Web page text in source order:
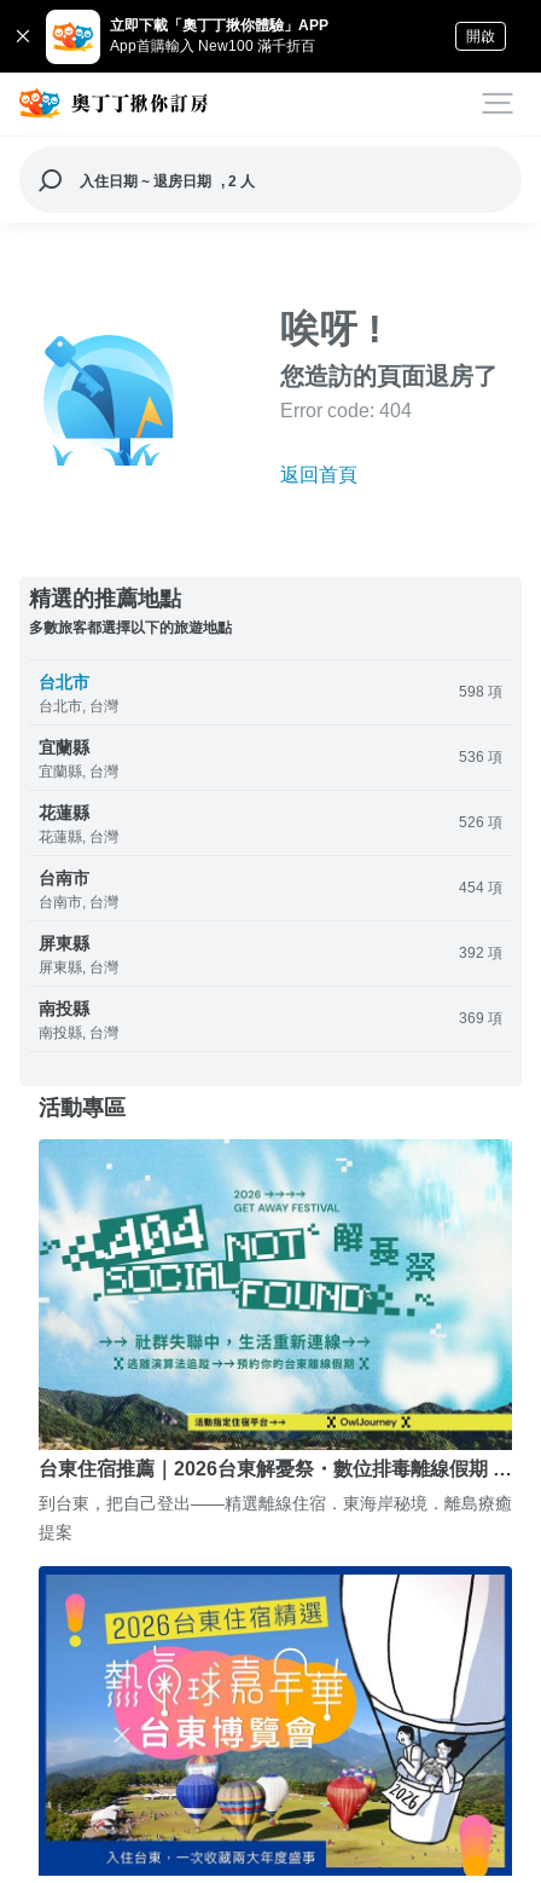
立即下載「奧丁丁揪你體驗」APP
App首購輸入 New100 滿千折百
開啟
入住日期 ~ 退房日期 , 2 人
唉呀 !
您造訪的頁面退房了
Error code: 404
返回首頁
精選的推薦地點
多數旅客都選擇以下的旅遊地點
台北市
台北市, 台灣
598 項
宜蘭縣
宜蘭縣, 台灣
536 項
花蓮縣
花蓮縣, 台灣
526 項
台南市
台南市, 台灣
454 項
屏東縣
屏東縣, 台灣
392 項
南投縣
南投縣, 台灣
369 項
活動專區
台東住宿推薦｜2026台東解憂祭・數位排毒離線假期 …
到台東，把自己登出——精選離線住宿．東海岸秘境．離島療癒
提案